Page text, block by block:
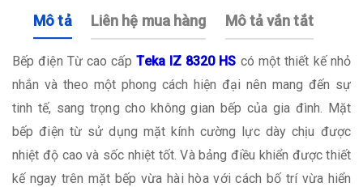
Mô tả Liên hệ mua hàng Mô tả vắn tắt
Bếp điện Từ cao cấpTeka IZ 8320 HS có một thiết kế nhỏ
nhắn và theo một phong cách hiện đại nên mang đến sự
tinh tế, sang trọng cho không gian bếp của gia đình. Mặt
bếp điện từ sử dụng mặt kính cường lực dày chịu được
nhiệt độ cao và sốc nhiệt tốt. Và bảng điều khiển được thiết
kế ngay trên mặt bếp vừa hài hòa với cách bố trí vừa hiển